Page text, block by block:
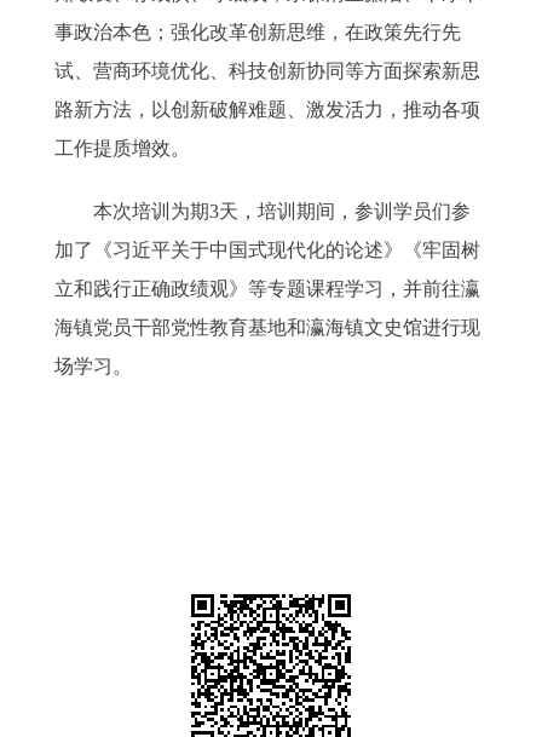
事政治本色；强化改革创新思维，在政策先行先
试、营商环境优化、科技创新协同等方面探索新思
路新方法，以创新破解难题、激发活力，推动各项
工作提质增效。
本次培训为期3天，培训期间，参训学员们参
加了《习近平关于中国式现代化的论述》《牢固树
立和践行正确政绩观》等专题课程学习，并前往瀛
海镇党员干部党性教育基地和瀛海镇文史馆进行现
场学习。